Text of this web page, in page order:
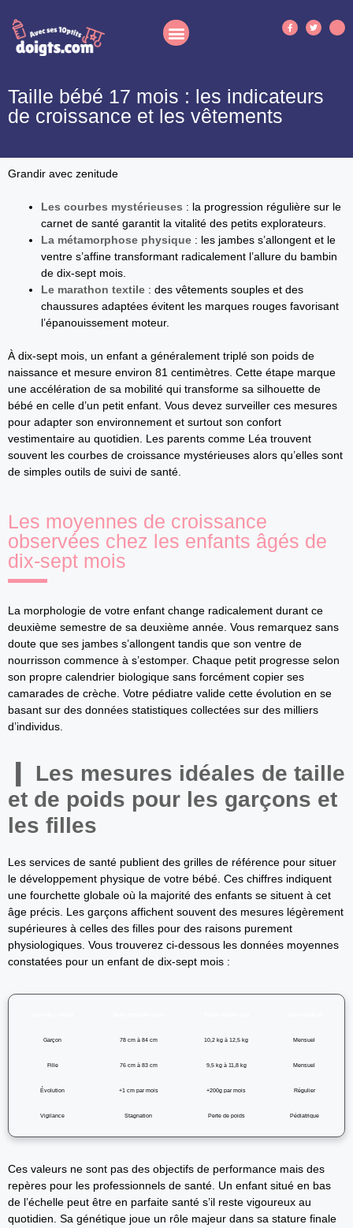
Taille bébé 17 mois : les indicateurs
de croissance et les vêtements
Grandir avec zenitude
Les courbes mystérieuses : la progression régulière sur le
carnet de santé garantit la vitalité des petits explorateurs.
La métamorphose physique : les jambes s’allongent et le
ventre s’affine transformant radicalement l’allure du bambin
de dix-sept mois.
Le marathon textile : des vêtements souples et des
chaussures adaptées évitent les marques rouges favorisant
l’épanouissement moteur.
À dix-sept mois, un enfant a généralement triplé son poids de
naissance et mesure environ 81 centimètres. Cette étape marque
une accélération de sa mobilité qui transforme sa silhouette de
bébé en celle d’un petit enfant. Vous devez surveiller ces mesures
pour adapter son environnement et surtout son confort
vestimentaire au quotidien. Les parents comme Léa trouvent
souvent les courbes de croissance mystérieuses alors qu’elles sont
de simples outils de suivi de santé.
Les moyennes de croissance
observées chez les enfants âgés de
dix-sept mois
La morphologie de votre enfant change radicalement durant ce
deuxième semestre de sa deuxième année. Vous remarquez sans
doute que ses jambes s’allongent tandis que son ventre de
nourrisson commence à s’estomper. Chaque petit progresse selon
son propre calendrier biologique sans forcément copier ses
camarades de crèche. Votre pédiatre valide cette évolution en se
basant sur des données statistiques collectées sur des milliers
d’individus.
Les mesures idéales de taille
et de poids pour les garçons et
les filles
Les services de santé publient des grilles de référence pour situer
le développement physique de votre bébé. Ces chiffres indiquent
une fourchette globale où la majorité des enfants se situent à cet
âge précis. Les garçons affichent souvent des mesures légèrement
supérieures à celles des filles pour des raisons purement
physiologiques. Vous trouverez ci-dessous les données moyennes
constatées pour un enfant de dix-sept mois :
Garçon 78 cm à 84 cm 10,2 kg à 12,5 kg Mensuel
Fille 76 cm à 83 cm 9,5 kg à 11,8 kg Mensuel
Évolution +1 cm par mois +200g par mois Régulier
Vigilance Stagnation Perte de poids Pédiatrique
Ces valeurs ne sont pas des objectifs de performance mais des
repères pour les professionnels de santé. Un enfant situé en bas
de l’échelle peut être en parfaite santé s’il reste vigoureux au
quotidien. Sa génétique joue un rôle majeur dans sa stature finale